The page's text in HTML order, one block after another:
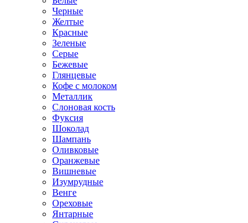
Черные
Желтые
Красные
Зеленые
Серые
Бежевые
Глянцевые
Кофе с молоком
Металлик
Слоновая кость
Фуксия
Шоколад
Шампань
Оливковые
Оранжевые
Вишневые
Изумрудные
Венге
Ореховые
Янтарные